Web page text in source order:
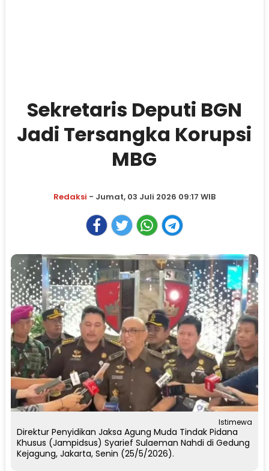
Sekretaris Deputi BGN
Jadi Tersangka Korupsi
MBG
Redaksi - Jumat, 03 Juli 2026 09:17 WIB
Istimewa
Direktur Penyidikan Jaksa Agung Muda Tindak Pidana
Khusus (Jampidsus) Syarief Sulaeman Nahdi di Gedung
Kejagung, Jakarta, Senin (25/5/2026).